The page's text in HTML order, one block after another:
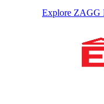
Explore ZAGG